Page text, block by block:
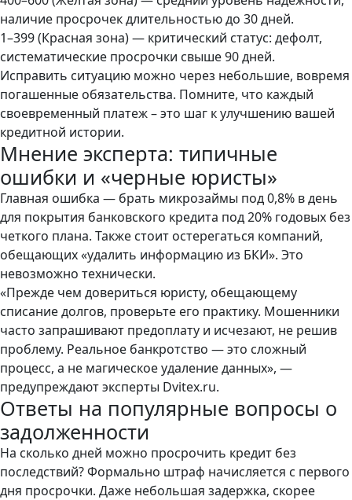
наличие просрочек длительностью до 30 дней.
1–399 (Красная зона) — критический статус: дефолт,
систематические просрочки свыше 90 дней.
Исправить ситуацию можно через небольшие, вовремя
погашенные обязательства. Помните, что каждый
своевременный платеж – это шаг к улучшению вашей
кредитной истории.
Мнение эксперта: типичные
ошибки и «черные юристы»
Главная ошибка — брать микрозаймы под 0,8% в день
для покрытия банковского кредита под 20% годовых без
четкого плана. Также стоит остерегаться компаний,
обещающих «удалить информацию из БКИ». Это
невозможно технически.
«Прежде чем довериться юристу, обещающему
списание долгов, проверьте его практику. Мошенники
часто запрашивают предоплату и исчезают, не решив
проблему. Реальное банкротство — это сложный
процесс, а не магическое удаление данных», —
предупреждают эксперты Dvitex.ru.
Ответы на популярные вопросы о
задолженности
На сколько дней можно просрочить кредит без
последствий? Формально штраф начисляется с первого
дня просрочки. Даже небольшая задержка, скорее